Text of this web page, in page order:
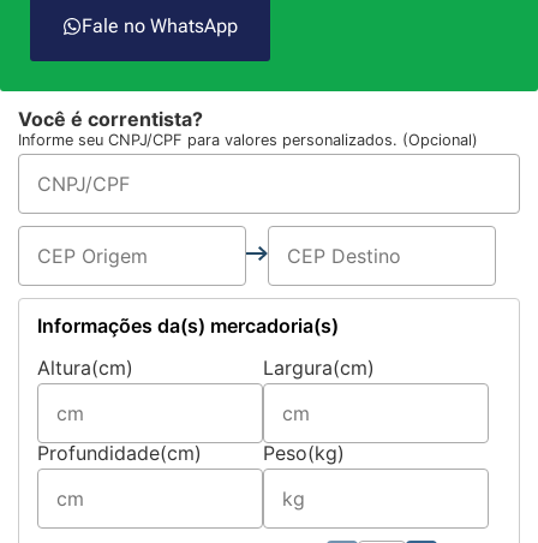
Fale no WhatsApp
Você é correntista?
Informe seu CNPJ/CPF para valores personalizados. (Opcional)
Informações da(s) mercadoria(s)
Altura(cm)
Largura(cm)
Profundidade(cm) Peso(kg)